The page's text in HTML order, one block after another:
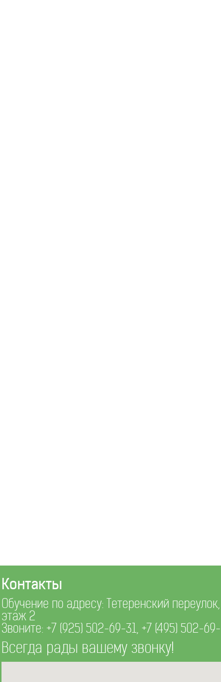
Контакты
Обучение по адресу: Тетеренский
этаж 2
Звоните:+7 (925) 502-69-31,+7 (495) 502-
Всегда рады вашему звонку!